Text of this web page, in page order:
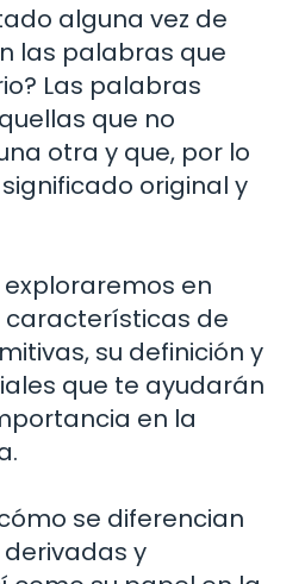
alguna vez de
las palabras que
Las palabras
que no
otra y que, por lo
original y
en
de
su definición y
que te ayudarán
en la
se diferencian
y